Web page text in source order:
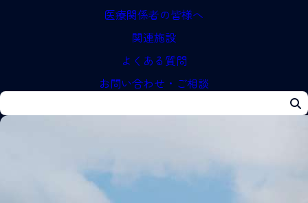
医療関係者の皆様へ
関連施設
よくある質問
お問い合わせ・ご相談